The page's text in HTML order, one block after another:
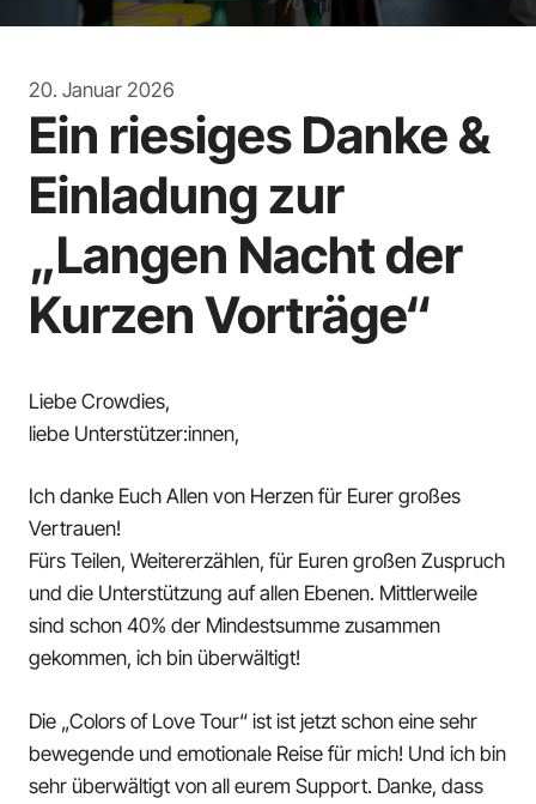
Ein riesiges Danke &
Einladung zur
„Langen Nacht der
Kurzen Vorträge“
20. Januar 2026
Liebe Crowdies,
liebe Unterstützer:innen,
Ich danke Euch Allen von Herzen für Eurer großes
Vertrauen!
Fürs Teilen, Weitererzählen, für Euren großen Zuspruch
und die Unterstützung auf allen Ebenen. Mittlerweile
sind schon 40% der Mindestsumme zusammen
gekommen, ich bin überwältigt!
Die „Colors of Love Tour“ ist ist jetzt schon eine sehr
bewegende und emotionale Reise für mich! Und ich bin
sehr überwältigt von all eurem Support. Danke, dass